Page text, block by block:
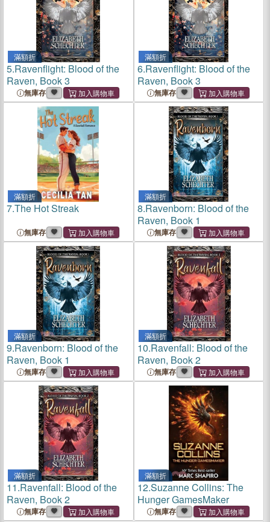
滿額折
5.Ravenflight: Blood of the
Raven, Book 3
無庫存
滿額折
6.Ravenflight: Blood of the
Raven, Book 3
無庫存
滿額折
7.The Hot Streak
無庫存
滿額折
8.Ravenborn: Blood of the
Raven, Book 1
無庫存
滿額折
9.Ravenborn: Blood of the
Raven, Book 1
無庫存
滿額折
10.Ravenfall: Blood of the
Raven, Book 2
無庫存
滿額折
11.Ravenfall: Blood of the
Raven, Book 2
無庫存
滿額折
12.Suzanne Collins: The
Hunger GamesMaker
無庫存